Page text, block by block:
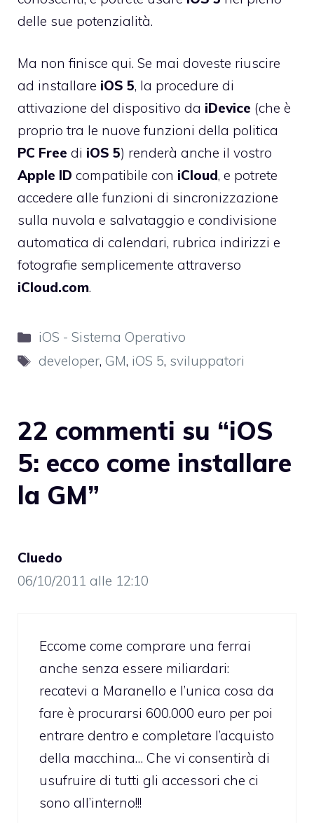
delle sue potenzialità.
Ma non finisce qui. Se mai doveste riuscire
ad installare iOS 5, la procedure di
attivazione del dispositivo da iDevice (che è
proprio tra le nuove funzioni della politica
PC Free di iOS 5) renderà anche il vostro
Apple ID compatibile con iCloud, e potrete
accedere alle funzioni di sincronizzazione
sulla nuvola e salvataggio e condivisione
automatica di calendari, rubrica indirizzi e
fotografie semplicemente attraverso
iCloud.com.
Categorie
iOS - Sistema Operativo
Tag
developer, GM, iOS 5, sviluppatori
22 commenti su “iOS
5: ecco come installare
la GM”
Cluedo
06/10/2011 alle 12:10
Eccome come comprare una ferrai
anche senza essere miliardari:
recatevi a Maranello e l’unica cosa da
fare è procurarsi 600.000 euro per poi
entrare dentro e completare l’acquisto
della macchina… Che vi consentirà di
usufruire di tutti gli accessori che ci
sono all’interno!!!